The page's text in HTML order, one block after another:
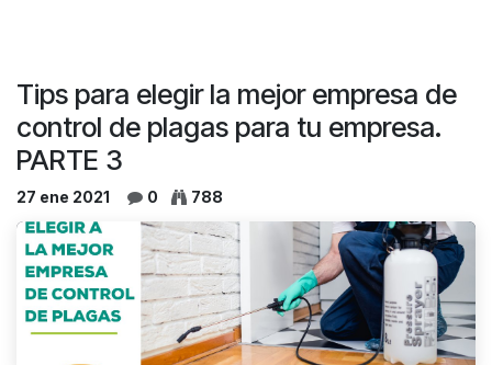
Tips para elegir la mejor empresa de
control de plagas para tu empresa.
PARTE 3
27 ene 2021 0 788